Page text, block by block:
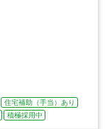
住宅補助（手当）あり
積極採用中